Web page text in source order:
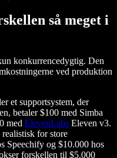
så meget i
konkurrencedygtig. Den
ved produktion
et supportsystem, der
betaler $100 med Simba
med ElevenLabs Eleven v3.
for store
Speechify og $10.000 hos
forskellen til $5.000